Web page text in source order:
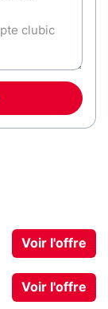
Voir l'offre
Voir l'offre